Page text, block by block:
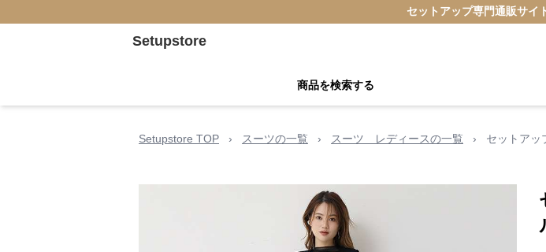
セットアップ専門通販サイ
Setupstore
商品を検索する
Setupstore TOP › スーツの一覧 › スーツ レディースの一覧 › セットアッ